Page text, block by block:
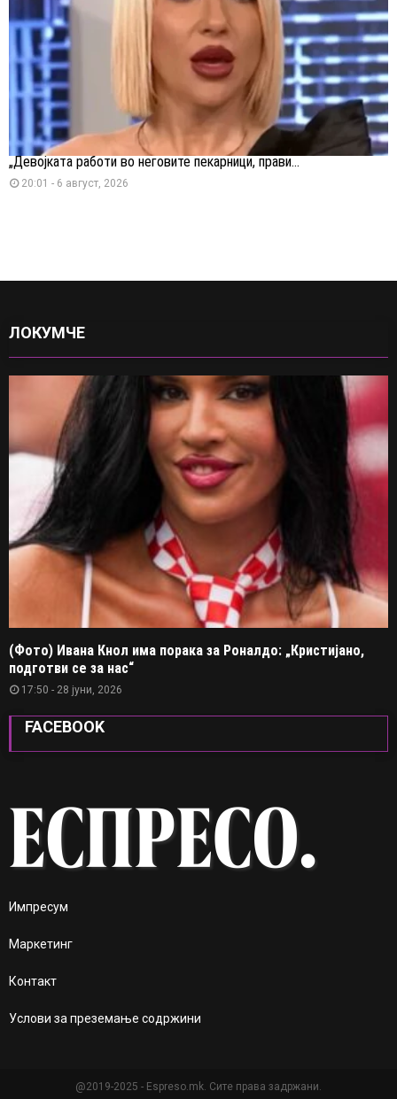
„Девојката работи во неговите пекарници, прави...
20:01 - 6 август, 2026
ЛОКУМЧЕ
(Фото) Ивана Кнол има порака за Роналдо: „Кристијано,
подготви се за нас“
17:50 - 28 јуни, 2026
FACEBOOK
Импресум
Маркетинг
Контакт
Услови за преземање содржини
@2019-2025 - Espreso.mk. Сите права задржани.